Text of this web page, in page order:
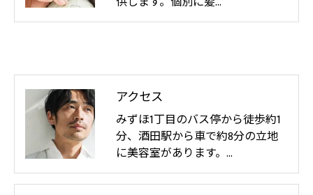
アクセス
みずほ1丁目のバス停から徒歩約1
分、酒田駅から車で約8分の立地
に美容室があります。…